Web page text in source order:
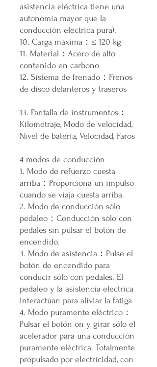
asistencia eléctrica tiene una
autonomía mayor que la
conducción eléctrica pura).
10. Carga máxima：≤ 120 kg
11. Material：Acero de alto
contenido en carbono
12. Sistema de frenado：Frenos
de disco delanteros y traseros
13. Pantalla de instrumentos：
Kilometraje, Modo de velocidad,
Nivel de batería, Velocidad, Faros
4 modos de conducción
1. Modo de refuerzo cuesta
arriba：Proporciona un impulso
cuando se viaja cuesta arriba.
2. Modo de conducción sólo
pedaleo：Conducción sólo con
pedales sin pulsar el botón de
encendido.
3. Modo de asistencia：Pulse el
botón de encendido para
conducir sólo con pedales. El
pedaleo y la asistencia eléctrica
interactúan para aliviar la fatiga
4. Modo puramente eléctrico：
Pulsar el botón on y girar sólo el
acelerador para una conducción
puramente eléctrica. Totalmente
propulsado por electricidad, con